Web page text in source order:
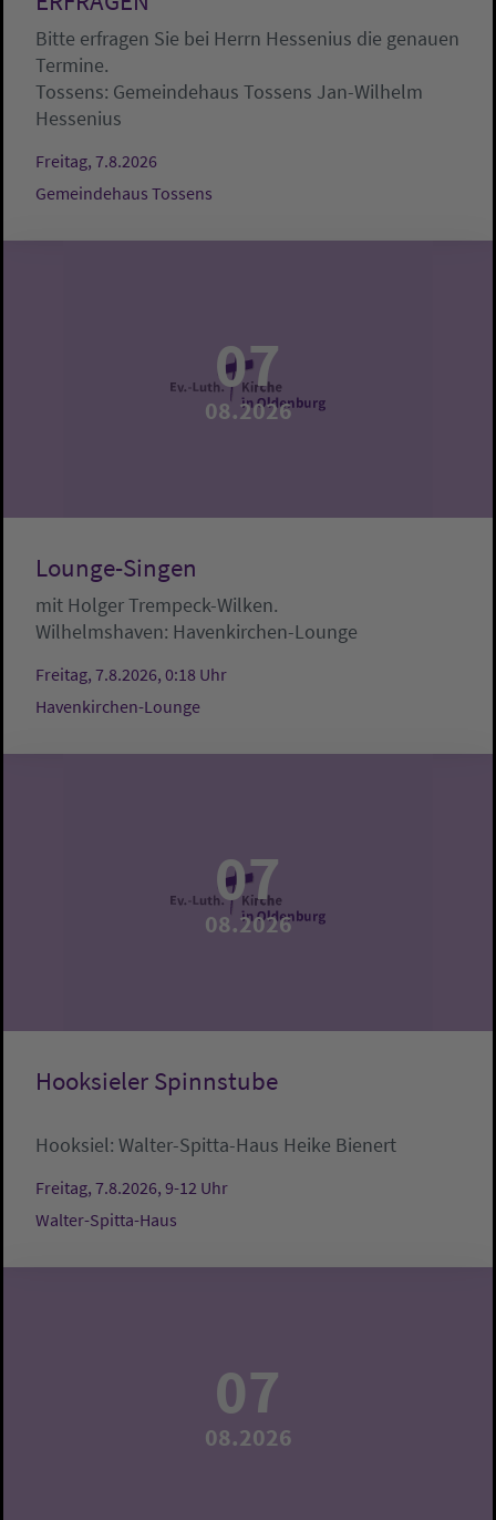
Bitte erfragen Sie bei Herrn Hessenius die genauen
Termine.
Tossens: Gemeindehaus Tossens Jan-Wilhelm
Hessenius
Freitag, 7.8.2026
Gemeindehaus Tossens
07
08.2026
Lounge-Singen
mit Holger Trempeck-Wilken.
Wilhelmshaven: Havenkirchen-Lounge
Freitag, 7.8.2026, 0:18 Uhr
Havenkirchen-Lounge
07
08.2026
Hooksieler Spinnstube
Hooksiel: Walter-Spitta-Haus Heike Bienert
Freitag, 7.8.2026, 9-12 Uhr
Walter-Spitta-Haus
07
08.2026